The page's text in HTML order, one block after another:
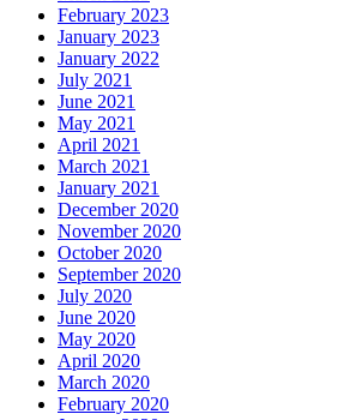
February 2023
January 2023
January 2022
July 2021
June 2021
May 2021
April 2021
March 2021
January 2021
December 2020
November 2020
October 2020
September 2020
July 2020
June 2020
May 2020
April 2020
March 2020
February 2020